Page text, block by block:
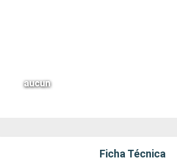
aucun
Ficha Técnica